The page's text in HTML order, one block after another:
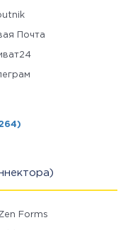
Почта
Forms